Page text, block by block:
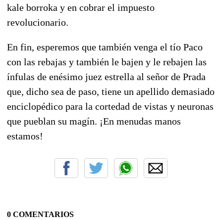
kale borroka y en cobrar el impuesto
revolucionario.
En fin, esperemos que también venga el tío Paco
con las rebajas y también le bajen y le rebajen las
ínfulas de enésimo juez estrella al señor de Prada
que, dicho sea de paso, tiene un apellido demasiado
enciclopédico para la cortedad de vistas y neuronas
que pueblan su magín. ¡En menudas manos
estamos!
0 COMENTARIOS